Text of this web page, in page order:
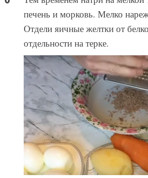
печень и морковь. Мелко
Отдели яичные желтки от
отдельности на терке.